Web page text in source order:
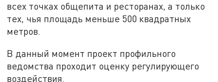
всех точках общепита и ресторанах, а только
тех, чья площадь меньше 500 квадратных
метров.
В данный момент проект профильного
ведомства проходит оценку регулирующего
воздействия.